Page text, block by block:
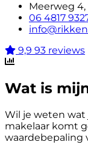
Meerweg 4,
06 4817
9,9 93 reviews
Wat is
Wil je weten wat
makelaar komt
waardebepaling